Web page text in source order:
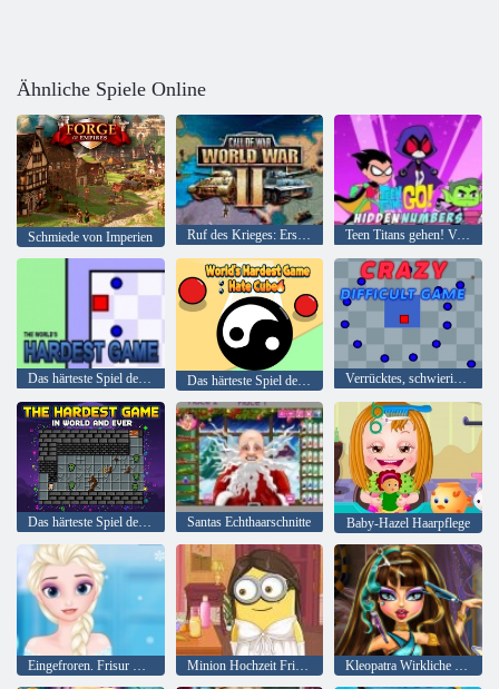
Ähnliche Spiele Online
Schmiede von Imperien Ruf des Krieges: Erster Weltkrieg Teen Titans gehen! Versteckte Zahlen
Das härteste Spiel der Welt Das härteste Spiel der Welt: Hat Cube Verrücktes, schwieriges Spiel
Das härteste Spiel der Welt und aller Zeiten Santas Echthaarschnitte Baby-Hazel Haarpflege
Eingefroren. Frisur Design Minion Hochzeit Frisuren Kleopatra Wirkliche Haarschnitte